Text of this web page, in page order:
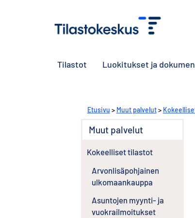
Tilastot Luokitukset ja
Etusivu > Muut palvelut>
Muut palvelut
Kokeelliset tilastot
Arvonlisäpohjainen
ulkomaankauppa
Asuntojen myynti- ja
vuokrailmoitukset
i